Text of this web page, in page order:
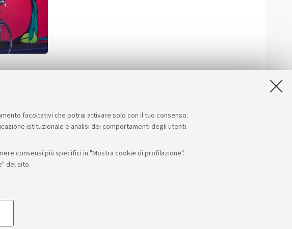
facoltativi che potrai attivare solo con il tuo consenso.
istituzionale e analisi dei comportamenti degli utenti.
consensi più specifici in "Mostra cookie di profilazione".
del sito.
- NECESSARI
- CF: 80007010376